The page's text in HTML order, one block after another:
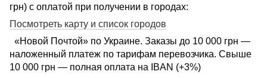
грн) с оплатой при получении в городах:
Посмотреть карту и список городов
«Новой Почтой» по Украине. Заказы до 10 000 грн —
наложенный платеж по тарифам перевозчика. Свыше
10 000 грн — полная оплата на IBAN (+3%)